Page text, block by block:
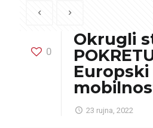
0
Okrugli
23 rujna, 2022